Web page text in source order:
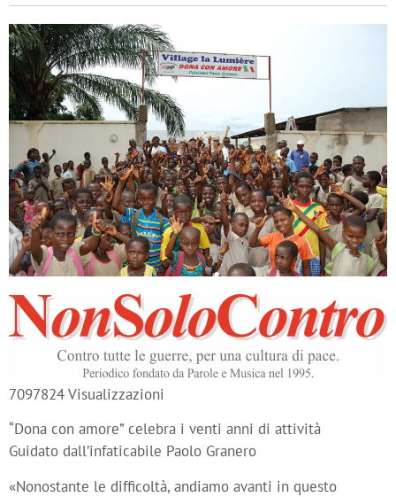
7097824 Visualizzazioni
“Dona con amore” celebra i venti anni di attività
Guidato dall’infaticabile Paolo Granero
«Nonostante le difficoltà, andiamo avanti in questo